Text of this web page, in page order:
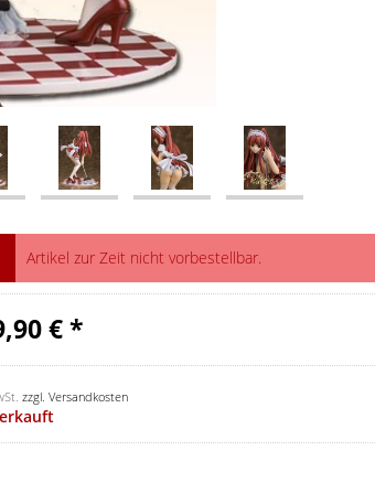
Artikel zur Zeit nicht vorbestellbar.
€ *
zzgl. Versandkosten